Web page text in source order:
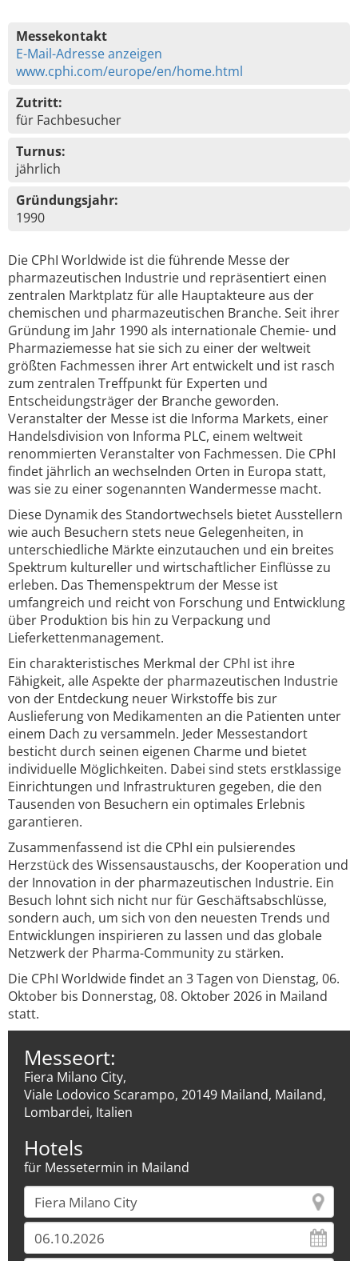
Messekontakt
E-Mail-Adresse anzeigen
www.cphi.com/europe/en/home.html
Zutritt:
für Fachbesucher
Turnus:
jährlich
Gründungsjahr:
1990
Die CPhI Worldwide ist die führende Messe der
pharmazeutischen Industrie und repräsentiert einen
zentralen Marktplatz für alle Hauptakteure aus der
chemischen und pharmazeutischen Branche. Seit ihrer
Gründung im Jahr 1990 als internationale Chemie- und
Pharmaziemesse hat sie sich zu einer der weltweit
größten Fachmessen ihrer Art entwickelt und ist rasch
zum zentralen Treffpunkt für Experten und
Entscheidungsträger der Branche geworden.
Veranstalter der Messe ist die Informa Markets, einer
Handelsdivision von Informa PLC, einem weltweit
renommierten Veranstalter von Fachmessen. Die CPhI
findet jährlich an wechselnden Orten in Europa statt,
was sie zu einer sogenannten Wandermesse macht.
Diese Dynamik des Standortwechsels bietet Ausstellern
wie auch Besuchern stets neue Gelegenheiten, in
unterschiedliche Märkte einzutauchen und ein breites
Spektrum kultureller und wirtschaftlicher Einflüsse zu
erleben. Das Themenspektrum der Messe ist
umfangreich und reicht von Forschung und Entwicklung
über Produktion bis hin zu Verpackung und
Lieferkettenmanagement.
Ein charakteristisches Merkmal der CPhI ist ihre
Fähigkeit, alle Aspekte der pharmazeutischen Industrie
von der Entdeckung neuer Wirkstoffe bis zur
Auslieferung von Medikamenten an die Patienten unter
einem Dach zu versammeln. Jeder Messestandort
besticht durch seinen eigenen Charme und bietet
individuelle Möglichkeiten. Dabei sind stets erstklassige
Einrichtungen und Infrastrukturen gegeben, die den
Tausenden von Besuchern ein optimales Erlebnis
garantieren.
Zusammenfassend ist die CPhI ein pulsierendes
Herzstück des Wissensaustauschs, der Kooperation und
der Innovation in der pharmazeutischen Industrie. Ein
Besuch lohnt sich nicht nur für Geschäftsabschlüsse,
sondern auch, um sich von den neuesten Trends und
Entwicklungen inspirieren zu lassen und das globale
Netzwerk der Pharma-Community zu stärken.
Die CPhI Worldwide findet an 3 Tagen von Dienstag, 06.
Oktober bis Donnerstag, 08. Oktober 2026 in Mailand
statt.
Messeort:
Fiera Milano City,
Viale Lodovico Scarampo, 20149 Mailand, Mailand,
Lombardei, Italien
Hotels
für Messetermin in Mailand